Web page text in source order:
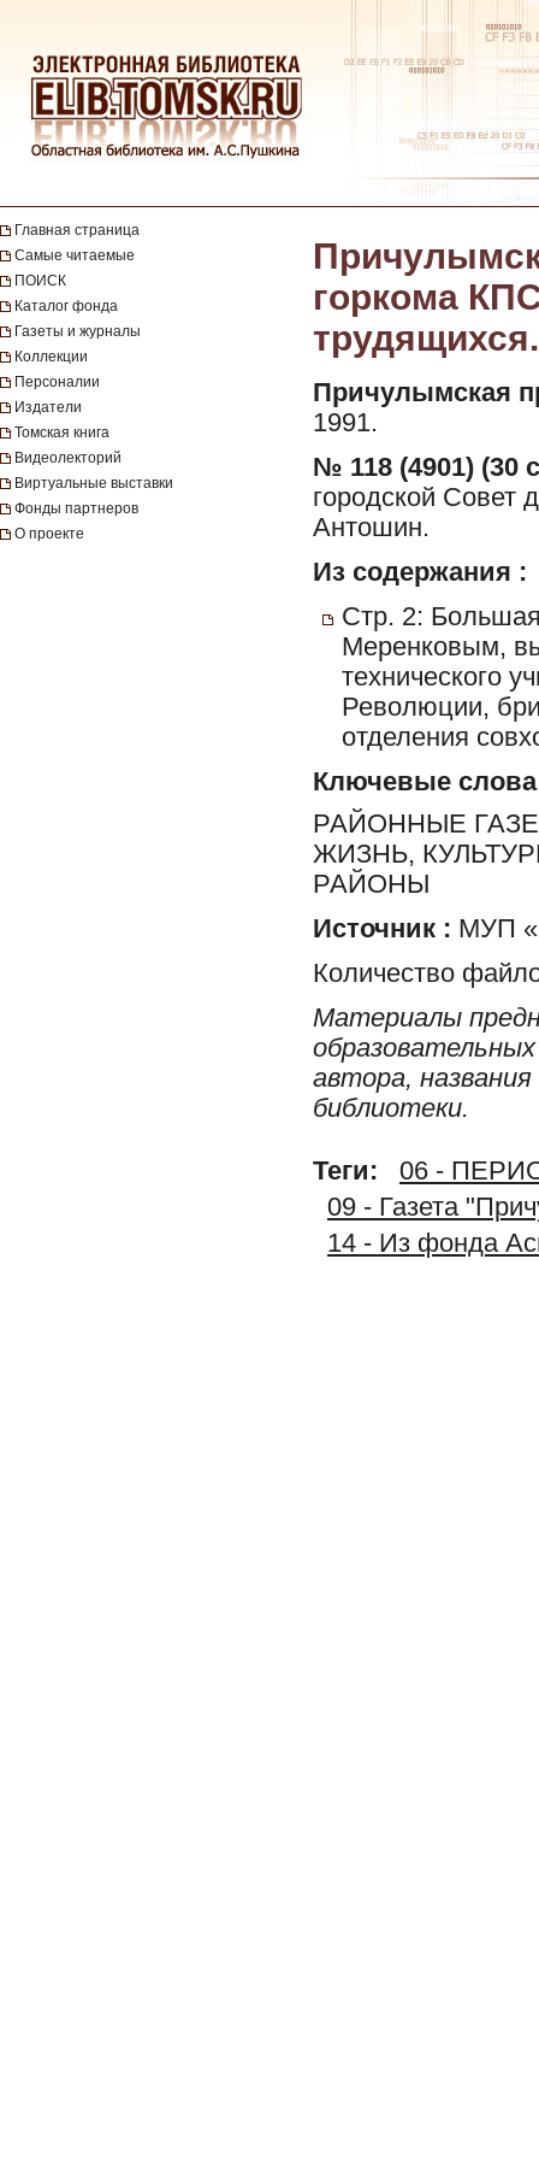
Главная страница
Самые читаемые
ПОИСК
Каталог фонда
Газеты и журналы
Коллекции
Персоналии
Издатели
Томская книга
Видеолекторий
Виртуальные выставки
Фонды партнеров
О проекте
горкома
Причулымская
1991.
№ 118 (4901) (30
городской Совет
Антошин.
Из содержания :
Стр. 2:
Меренковым,
технического
Революции,
отделения
Ключевые слова
РАЙОННЫЕ
ЖИЗНЬ,
РАЙОНЫ
Источник : МУП
Количество
Материалы
автора,
библиотеки.
Теги:
06 -
09 - Газета
14 - Из фонда